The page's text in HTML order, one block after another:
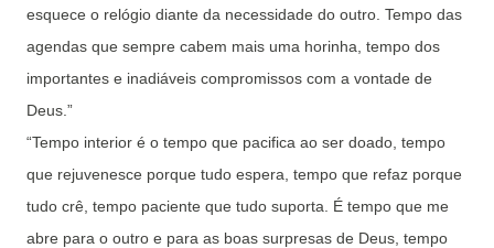
esquece o relógio diante da necessidade do outro. Tempo das
agendas que sempre cabem mais uma horinha, tempo dos
importantes e inadiáveis compromissos com a vontade de
Deus.”
“Tempo interior é o tempo que pacifica ao ser doado, tempo
que rejuvenesce porque tudo espera, tempo que refaz porque
tudo crê, tempo paciente que tudo suporta. É tempo que me
abre para o outro e para as boas surpresas de Deus, tempo